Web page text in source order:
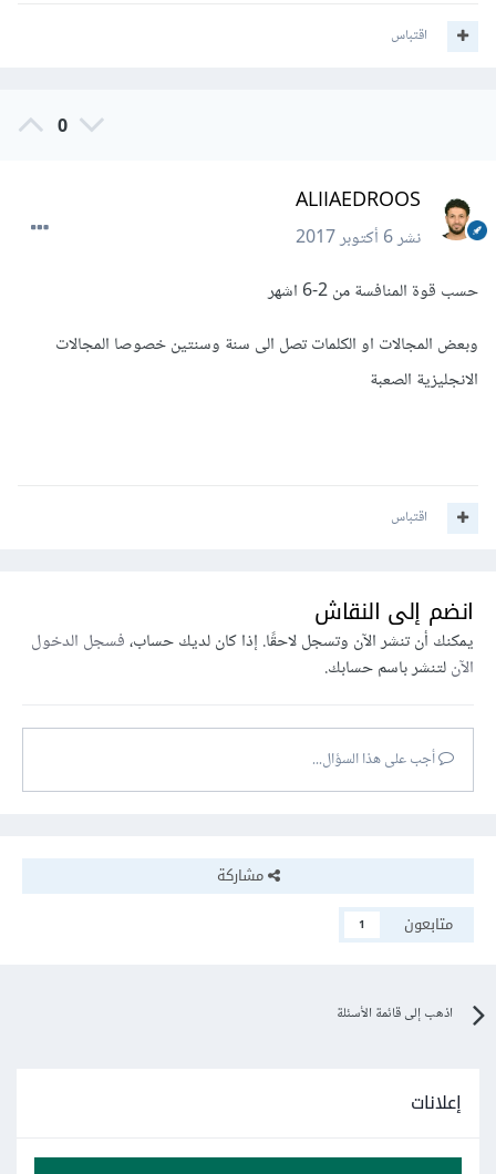
اقتباس
0
ALIIAEDROOS
نشر6 أكتوبر 2017
حسب قوة المنافسة من 2-6 اشهر
وبعض المجالات او الكلمات تصل الى سنة وسنتين خصوصا المجالات
الانجليزية الصعبة
اقتباس
انضم إلى النقاش
يمكنك أن تنشر الآن وتسجل لاحقًا. إذا كان لديك حساب،فسجل الدخول
الآنلتنشر باسم حسابك.
أجب على هذا السؤال...
مشاركة
متابعون
1
اذهب إلى قائمة الأسئلة
إعلانات